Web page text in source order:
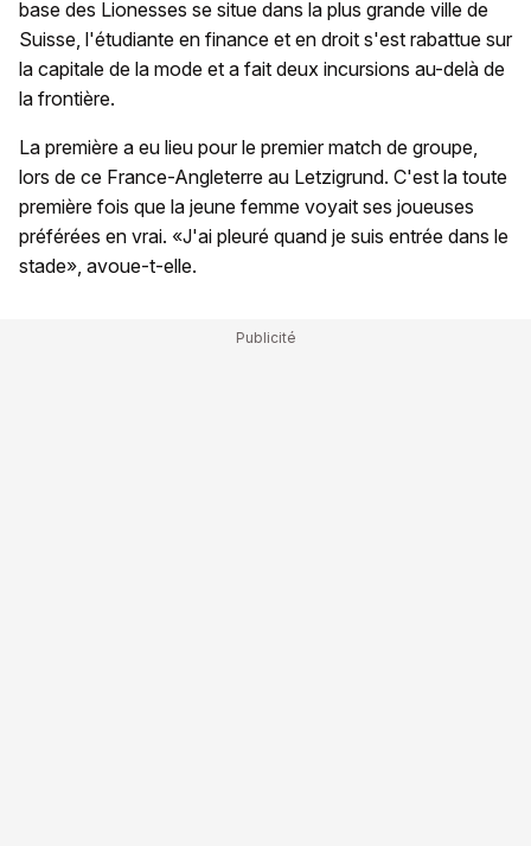
base des Lionesses se situe dans la plus grande ville de
Suisse, l'étudiante en finance et en droit s'est rabattue sur
la capitale de la mode et a fait deux incursions au-delà de
la frontière.
La première a eu lieu pour le premier match de groupe,
lors de ce France-Angleterre au Letzigrund. C'est la toute
première fois que la jeune femme voyait ses joueuses
préférées en vrai. «J'ai pleuré quand je suis entrée dans le
stade», avoue-t-elle.